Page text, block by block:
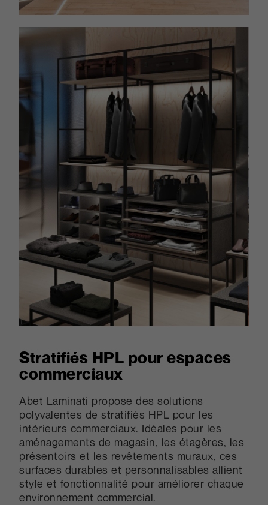
Stratifiés HPL pour espaces
commerciaux
Abet Laminati propose des solutions
polyvalentes de stratifiés HPL pour les
intérieurs commerciaux. Idéales pour les
aménagements de magasin, les étagères, les
présentoirs et les revêtements muraux, ces
surfaces durables et personnalisables allient
style et fonctionnalité pour améliorer chaque
environnement commercial.